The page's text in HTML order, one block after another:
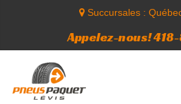
Succursales :
Appelez-nous!